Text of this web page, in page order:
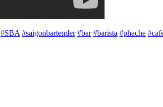
#SBA #saigonbartender #bar #barista #phache